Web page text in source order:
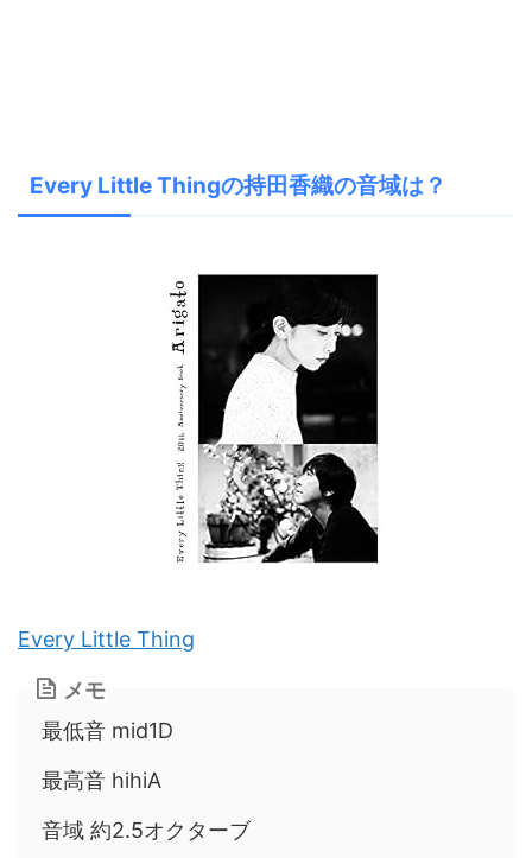
Every Little Thingの持田香織の音域は？
Every Little Thing
メモ
最低音 mid1D
最高音 hihiA
音域 約2.5オクターブ